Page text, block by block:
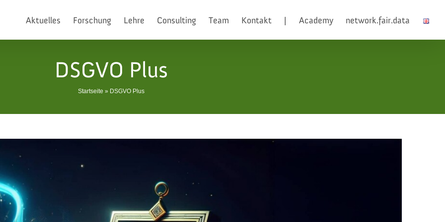
Aktuelles Forschung Lehre Consulting Team Kontakt Academy network.fair.data
DSGVO Plus
Startseite » DSGVO Plus